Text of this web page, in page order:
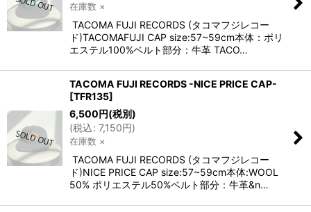
在庫数 ×
TACOMA FUJI RECORDS (タコマフジレコー
ド)TACOMAFUJI CAP size:57~59cm本体：ポリ
エステル100%ベルト部分：牛革 TACO…
TACOMA FUJI RECORDS -NICE PRICE CAP-
[TFR135]
6,500円(税別)
(税込: 7,150円)
在庫数 ×
TACOMA FUJI RECORDS (タコマフジレコー
ド)NICE PRICE CAP size:57~59cm本体:WOOL
50% ポリエステル50%ベルト部分：牛革&n…